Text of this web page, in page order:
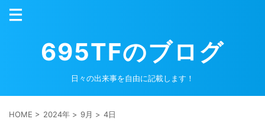
695TFのブログ
日々の出来事を自由に記載します！
HOME > 2024年 > 9月 > 4日